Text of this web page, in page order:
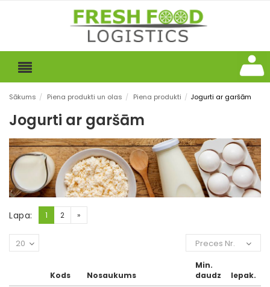
Sākums / Piena produkti un olas / Piena produkti / Jogurti ar garšām
Jogurti ar garšām
Lapa: 1 2 »
Preces Nr.
20
Kods Nosaukums
Min.
daudz
Iepak.